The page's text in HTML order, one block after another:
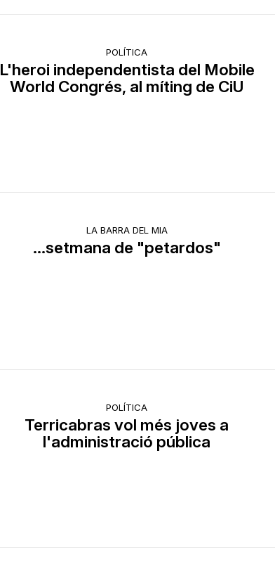
POLÍTICA
L'heroi independentista del Mobile
World Congrés, al míting de CiU
LA BARRA DEL MIA
...setmana de "petardos"
POLÍTICA
Terricabras vol més joves a
l'administració pública